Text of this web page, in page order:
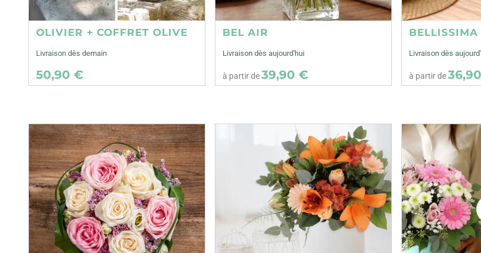
OLIVIER + COFFRET OLIVE
Livraison dès demain
50,90 €
BEL AIR
Livraison dès aujourd'hui
à partir de39,90 €
BELLISSIMA
Livraison dès
à partir de